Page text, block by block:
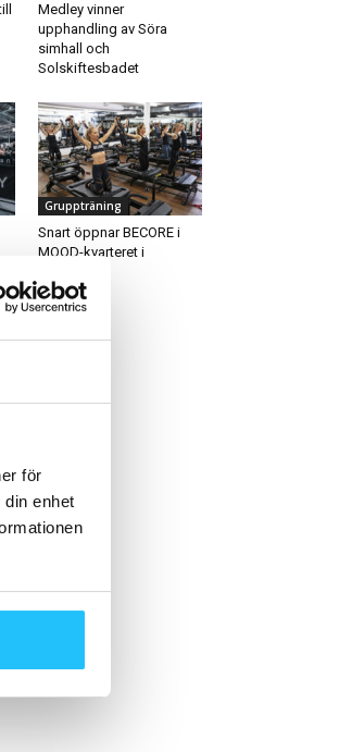
för
enhet
Medley vinner
upphandling av Söra
simhall och
Solskiftesbadet
Gruppträning
Snart öppnar BECORE i
MOOD-kvarteret i